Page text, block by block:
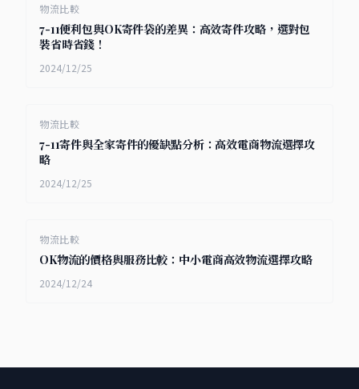
物流比較
7-11便利包與OK寄件袋的差異：高效寄件攻略，選對包
裝省時省錢！
2024/12/25
物流比較
7-11寄件與全家寄件的優缺點分析：高效電商物流選擇攻
略
2024/12/25
物流比較
OK物流的價格與服務比較：中小電商高效物流選擇攻略
2024/12/24